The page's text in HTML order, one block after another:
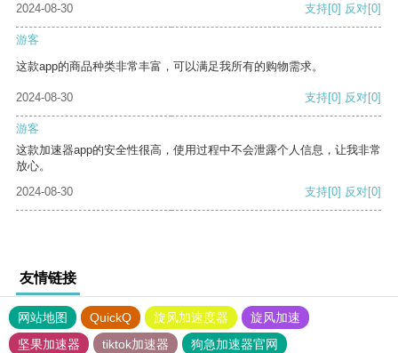
2024-08-30 支持[0] 反对[0]
游客
这款app的商品种类非常丰富，可以满足我所有的购物需求。
2024-08-30 支持[0] 反对[0]
游客
这款加速器app的安全性很高，使用过程中不会泄露个人信息，让我非常
放心。
2024-08-30
支持[0] 反对[0]
友情链接
网站地图 QuickQ 旋风加速度器
旋风加速
坚果加速器
tiktok加速器
狗急加速器官网